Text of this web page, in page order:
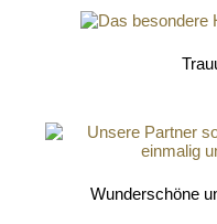
Wunderschöne